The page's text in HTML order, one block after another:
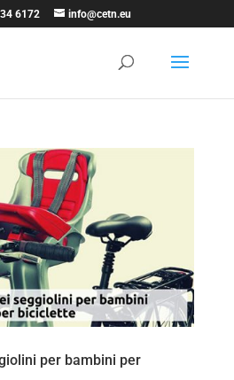
6172 info@cetn.eu
per bambini per